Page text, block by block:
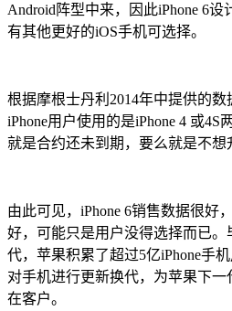
Android阵型中来，因此iPhone 6
有其他更好的iOS手机可选择。
根据摩根士丹利2014年中提供的
iPhone用户使用的是iPhone 4 或
就是合约还未到期，要么就是不想
由此可见，iPhone 6销售数据很好
好，可能只是用户没得选择而已。
代，苹果积累了超过5亿iPhone手
对手机进行更新换代，为苹果下
在客户。